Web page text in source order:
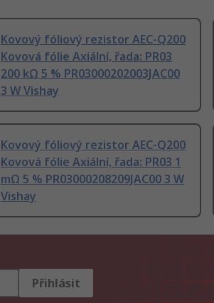
Kovový fóliový rezistor AEC-Q200
Kovová fólie Axiální, řada: PR03
200 kΩ 5 % PR03000202003JAC00
3 W Vishay
Kovový fóliový rezistor AEC-Q200
Kovová fólie Axiální, řada: PR03 1
mΩ 5 % PR03000208209JAC00 3 W
Vishay
Přihlásit